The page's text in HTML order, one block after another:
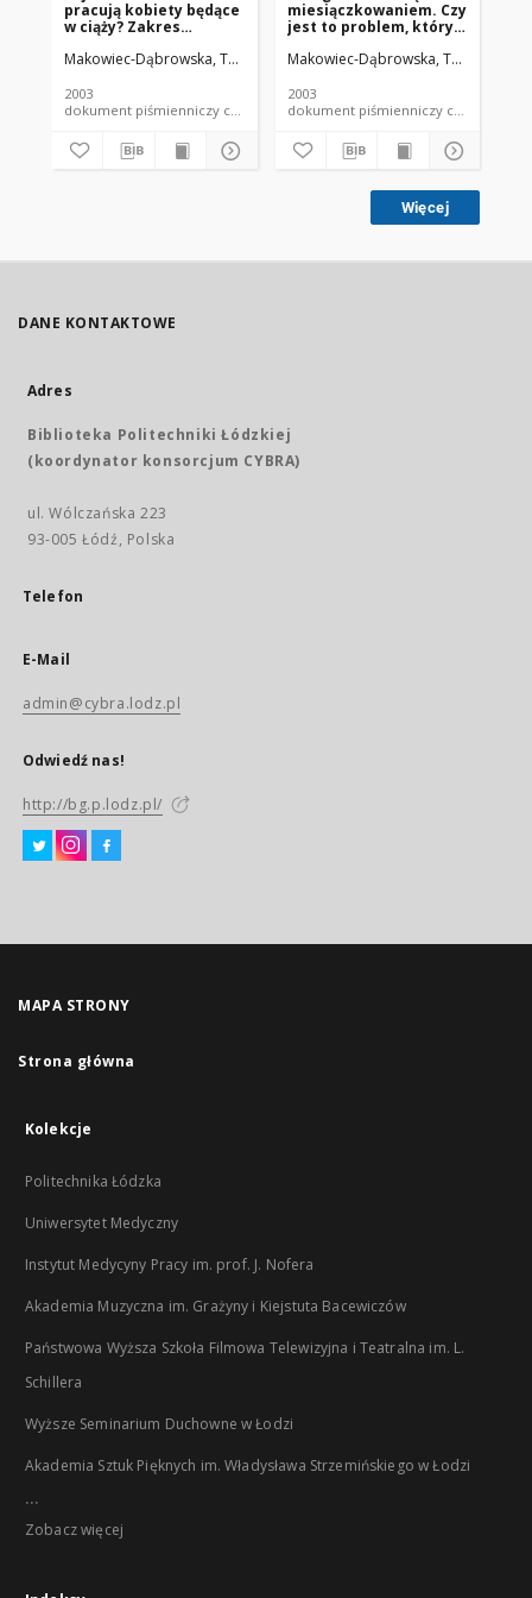
pracują kobiety będące
w ciąży? Zakres
przepisów o pracach
lub szkodliwych dla
kobiet
Makowiec-Dąbrowska, Teresa Hanke, Wojciech Radwan-
2003
dokument piśmienniczy czasopismo - artykuł
miesiączkowaniem. Czy
jest to problem, którym
interesować lekarz
Makowiec-Dąbrowska, Teresa
2003
dokument piśmienniczy
Więcej
DANE KONTAKTOWE
Adres
Biblioteka Politechniki Łódzkiej
(koordynator konsorcjum CYBRA)
ul. Wólczańska 223
93-005 Łódź, Polska
Telefon
E-Mail
admin@cybra.lodz.pl
Odwiedź nas!
http://bg.p.lodz.pl/
MAPA STRONY
Strona główna
Kolekcje
Politechnika Łódzka
Uniwersytet Medyczny
Instytut Medycyny Pracy im. prof. J. Nofera
Akademia Muzyczna im. Grażyny i Kiejstuta Bacewiczów
Państwowa Wyższa Szkoła Filmowa Telewizyjna i Teatralna im. L.
Schillera
Wyższe Seminarium Duchowne w Łodzi
Akademia Sztuk Pięknych im. Władysława Strzemińskiego w Łodzi
...
Zobacz więcej